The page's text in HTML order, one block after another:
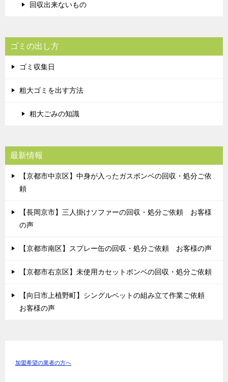
回収出来ないもの
ゴミの出し方
ゴミ収集日
粗大ゴミを出す方法
粗大ごみの知識
最新情報
【京都市中京区】中身が入ったガスボンベの回収・処分ご依
頼
【長岡京市】三人掛けソファーの回収・処分ご依頼 お客様
の声
【京都市南区】スプレー缶の回収・処分ご依頼 お客様の声
【京都市右京区】未使用カセットボンベの回収・処分ご依頼
【向日市上植野町】シングルベットの組み立て作業ご依頼
お客様の声
加盟希望の業者の方へ